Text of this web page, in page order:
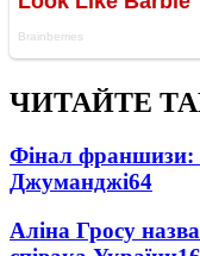
ЧИТАЙТЕ
Фінал франшизи:
Джуманджі64
Аліна Гросу